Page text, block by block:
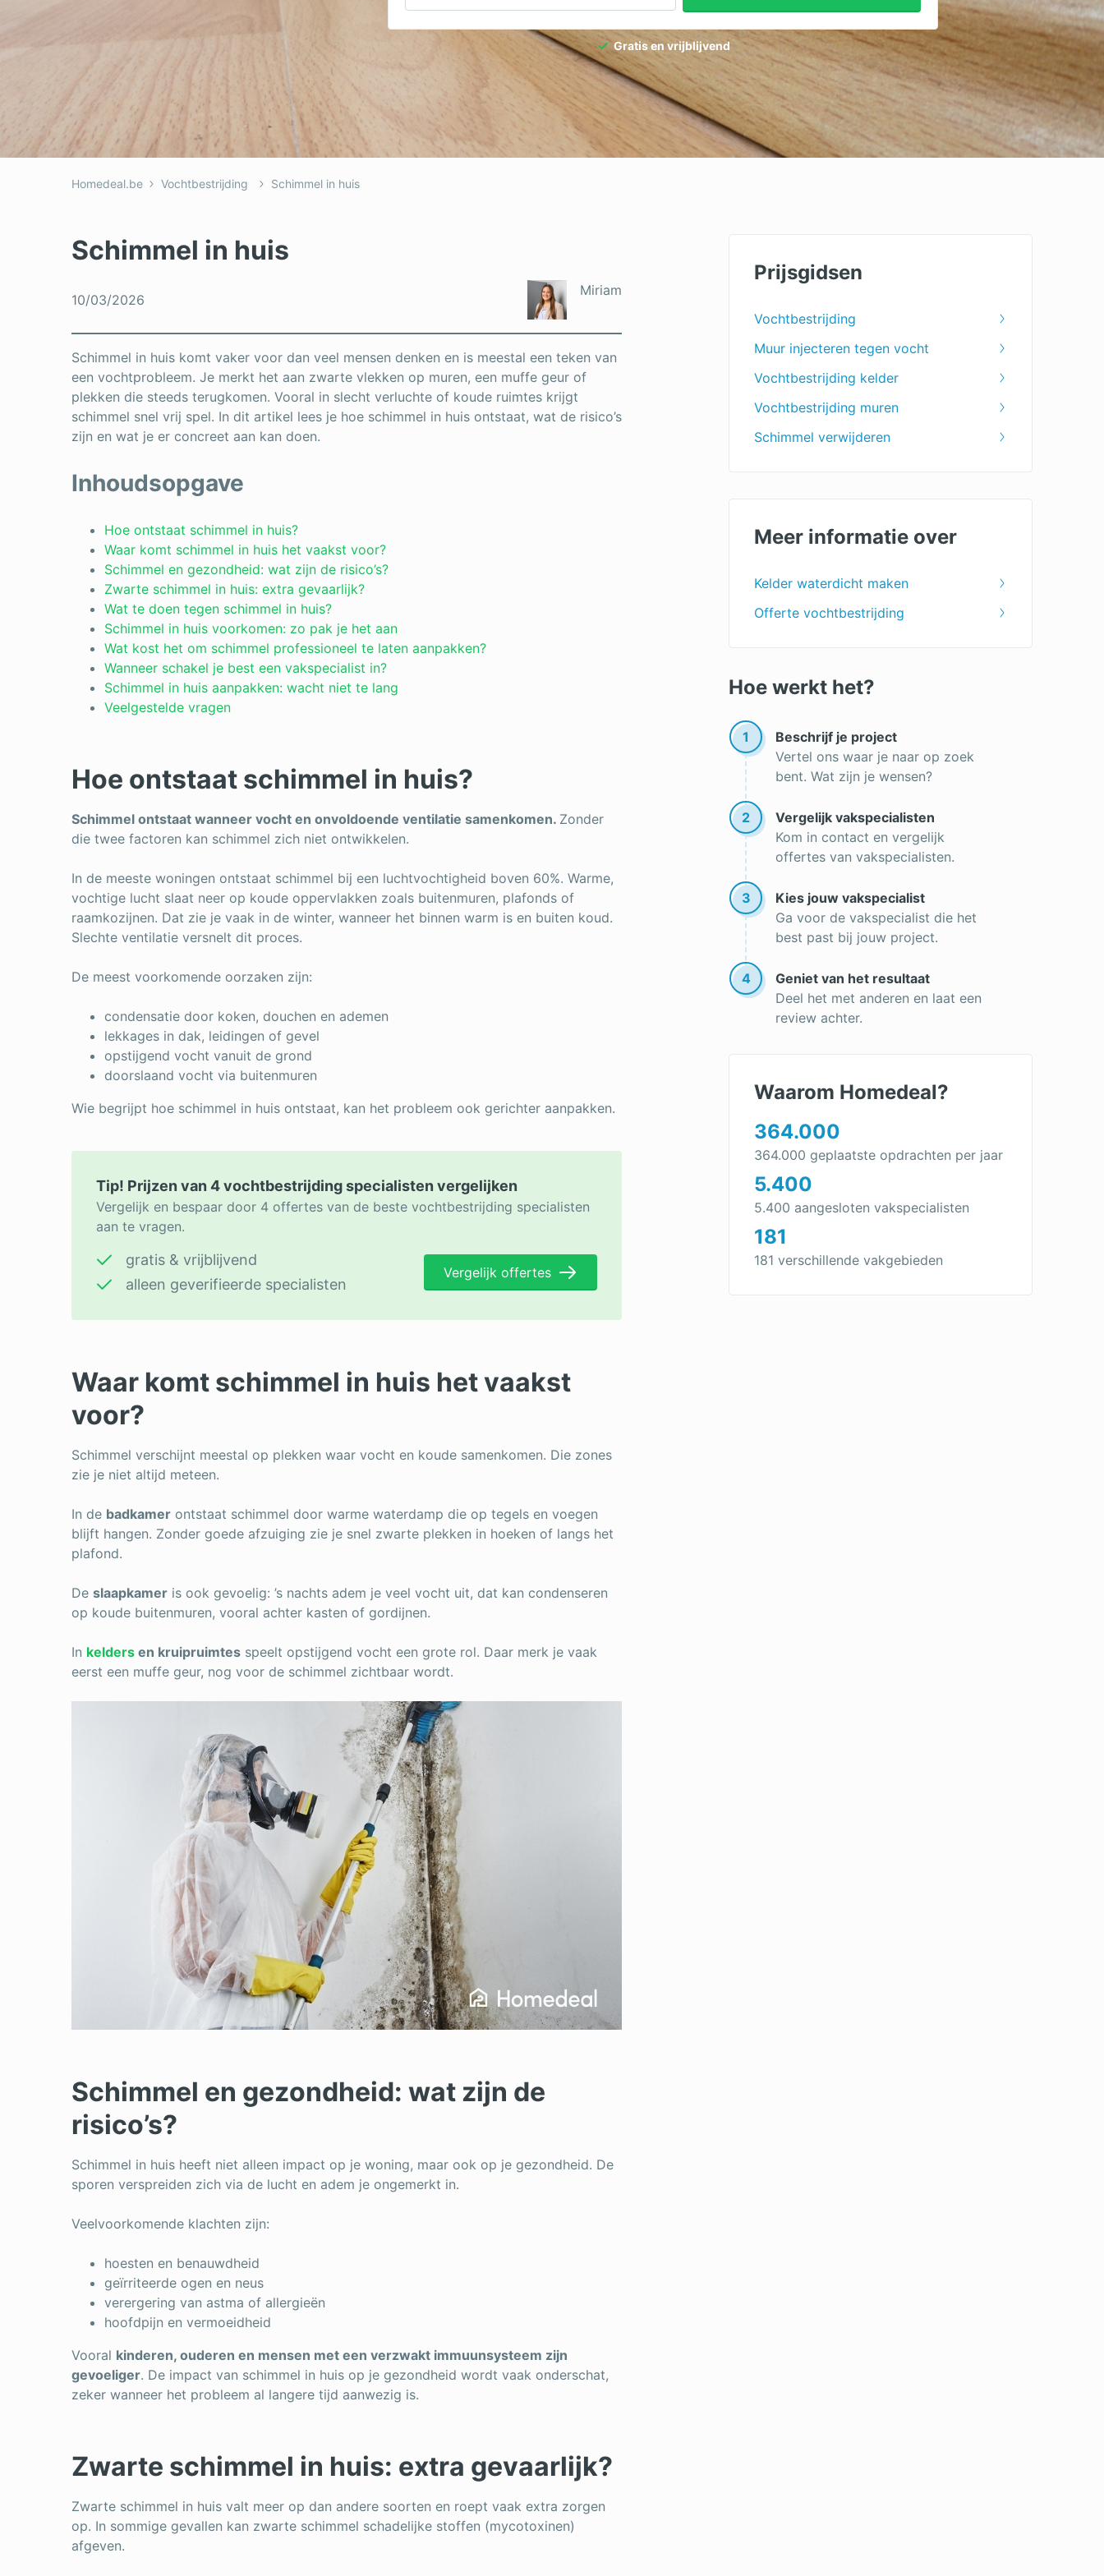
Gratis en vrijblijvend
Homedeal.be Vochtbestrijding Schimmel in huis
Schimmel in huis
10/03/2026
Miriam
Schimmel in huis komt vaker voor dan veel mensen denken en is meestal een teken van
een vochtprobleem. Je merkt het aan zwarte vlekken op muren, een muffe geur of
plekken die steeds terugkomen. Vooral in slecht verluchte of koude ruimtes krijgt
schimmel snel vrij spel. In dit artikel lees je hoe schimmel in huis ontstaat, wat de risico’s
zijn en wat je er concreet aan kan doen.
Inhoudsopgave
Hoe ontstaat schimmel in huis?
Waar komt schimmel in huis het vaakst voor?
Schimmel en gezondheid: wat zijn de risico’s?
Zwarte schimmel in huis: extra gevaarlijk?
Wat te doen tegen schimmel in huis?
Schimmel in huis voorkomen: zo pak je het aan
Wat kost het om schimmel professioneel te laten aanpakken?
Wanneer schakel je best een vakspecialist in?
Schimmel in huis aanpakken: wacht niet te lang
Veelgestelde vragen
Hoe ontstaat schimmel in huis?
Schimmel ontstaat wanneer vocht en onvoldoende ventilatie samenkomen. Zonder
die twee factoren kan schimmel zich niet ontwikkelen.
In de meeste woningen ontstaat schimmel bij een luchtvochtigheid boven 60%. Warme,
vochtige lucht slaat neer op koude oppervlakken zoals buitenmuren, plafonds of
raamkozijnen. Dat zie je vaak in de winter, wanneer het binnen warm is en buiten koud.
Slechte ventilatie versnelt dit proces.
De meest voorkomende oorzaken zijn:
condensatie door koken, douchen en ademen
lekkages in dak, leidingen of gevel
opstijgend vocht vanuit de grond
doorslaand vocht via buitenmuren
Wie begrijpt hoe schimmel in huis ontstaat, kan het probleem ook gerichter aanpakken.
Tip! Prijzen van 4 vochtbestrijding specialisten vergelijken
Vergelijk en bespaar door 4 offertes van de beste vochtbestrijding specialisten
aan te vragen.
gratis & vrijblijvend
alleen geverifieerde specialisten
Vergelijk offertes
Waar komt schimmel in huis het vaakst
voor?
Schimmel verschijnt meestal op plekken waar vocht en koude samenkomen. Die zones
zie je niet altijd meteen.
In de badkamer ontstaat schimmel door warme waterdamp die op tegels en voegen
blijft hangen. Zonder goede afzuiging zie je snel zwarte plekken in hoeken of langs het
plafond.
De slaapkamer is ook gevoelig: ’s nachts adem je veel vocht uit, dat kan condenseren
op koude buitenmuren, vooral achter kasten of gordijnen.
In kelders en kruipruimtes speelt opstijgend vocht een grote rol. Daar merk je vaak
eerst een muffe geur, nog voor de schimmel zichtbaar wordt.
Schimmel en gezondheid: wat zijn de
risico’s?
Schimmel in huis heeft niet alleen impact op je woning, maar ook op je gezondheid. De
sporen verspreiden zich via de lucht en adem je ongemerkt in.
Veelvoorkomende klachten zijn:
hoesten en benauwdheid
geïrriteerde ogen en neus
verergering van astma of allergieën
hoofdpijn en vermoeidheid
Vooral kinderen, ouderen en mensen met een verzwakt immuunsysteem zijn
gevoeliger. De impact van schimmel in huis op je gezondheid wordt vaak onderschat,
zeker wanneer het probleem al langere tijd aanwezig is.
Zwarte schimmel in huis: extra gevaarlijk?
Zwarte schimmel in huis valt meer op dan andere soorten en roept vaak extra zorgen
op. In sommige gevallen kan zwarte schimmel schadelijke stoffen (mycotoxinen)
afgeven.
Prijsgidsen
Vochtbestrijding
Muur injecteren tegen vocht
Vochtbestrijding kelder
Vochtbestrijding muren
Schimmel verwijderen
Meer informatie over
Kelder waterdicht maken
Offerte vochtbestrijding
Hoe werkt het?
1
Beschrijf je project
Vertel ons waar je naar op zoek
bent. Wat zijn je wensen?
2
Vergelijk vakspecialisten
Kom in contact en vergelijk
offertes van vakspecialisten.
3
Kies jouw vakspecialist
Ga voor de vakspecialist die het
best past bij jouw project.
4
Geniet van het resultaat
Deel het met anderen en laat een
review achter.
Waarom Homedeal?
364.000
364.000 geplaatste opdrachten per jaar
5.400
5.400 aangesloten vakspecialisten
181
181 verschillende vakgebieden